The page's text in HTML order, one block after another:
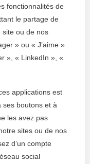
fonctionnalités de
le partage de
site ou de nos
» ou « J’aime »
», « LinkedIn », «
applications est
ses boutons et à
les avez pas
sites ou de nos
d’un compte
social